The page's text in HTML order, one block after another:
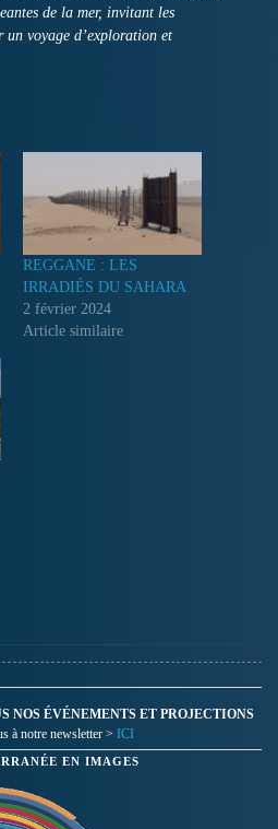
de la mer, invitant les
un voyage d’exploration et
REGGANE : LES
IRRADIÉS DU SAHARA
2 février 2024
Article similaire
NOS ÉVÉNEMENTS ET PROJECTIONS
à notre newsletter > ICI
EN IMAGES